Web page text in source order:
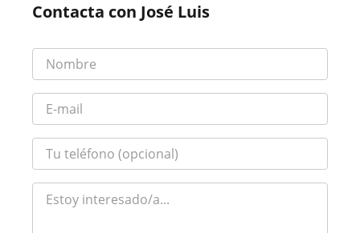
Contacta con José Luis